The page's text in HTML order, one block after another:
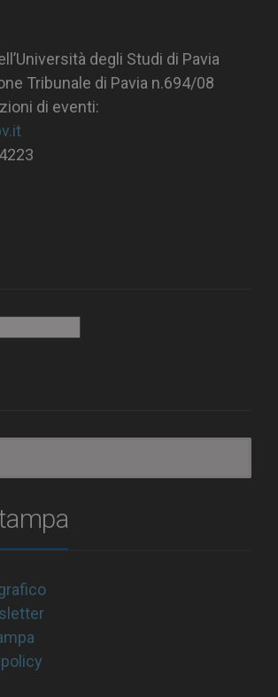
degli Studi di Pavia
Tribunale di Pavia n.694/08
di eventi: